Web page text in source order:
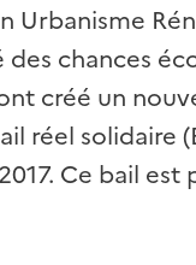
chances
créé un
réel solidaire
Ce bail est